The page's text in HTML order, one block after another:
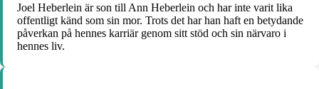
Joel Heberlein är son till Ann Heberlein och har inte varit lika
offentligt känd som sin mor. Trots det har han haft en betydande
påverkan på hennes karriär genom sitt stöd och sin närvaro i
hennes liv.